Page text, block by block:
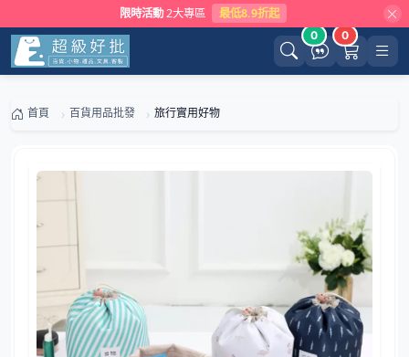
限時活動 2大專區 最低8.9折起
0 0
首頁 百貨用品批發 旅行實用好物